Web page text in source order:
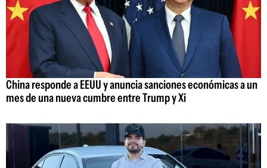
China responde a EEUU y anuncia sanciones económicas a un
mes de una nueva cumbre entre Trump y Xi